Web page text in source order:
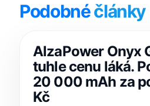
Podobnéčlánky
AlzaPower Onyx
tuhle cenu láká.
20 000 mAh za
Kč